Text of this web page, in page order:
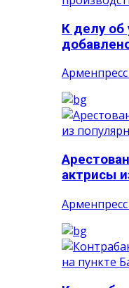
К делу об
актрисы